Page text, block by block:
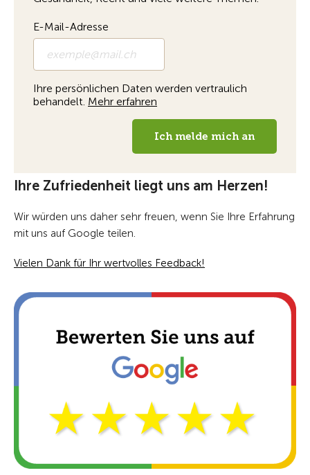
Ihre Zufriedenheit liegt uns am Herzen!
Wir würden uns daher sehr freuen, wenn Sie Ihre Erfahrung
mit uns auf Google teilen.
Vielen Dank für Ihr wertvolles Feedback!